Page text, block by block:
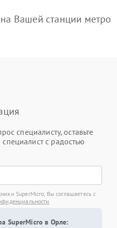
Вашей станции метро
специалисту, оставьте
с радостью
SuperMicro, Вы соглашаетесь с
SuperMicro в Орле: